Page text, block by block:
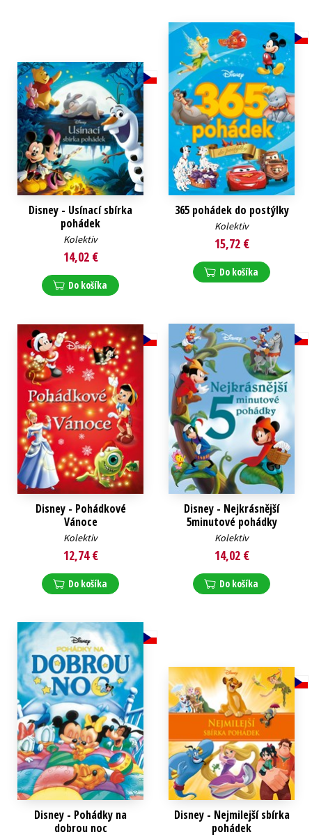
Disney - Usínací sbírka
pohádek
Kolektiv
14,02 €
Do košíka
365 pohádek do postýlky
Kolektiv
15,72 €
Do košíka
Disney - Pohádkové
Vánoce
Kolektiv
12,74 €
Do košíka
Disney - Nejkrásnější
5minutové pohádky
Kolektiv
14,02 €
Do košíka
Disney - Pohádky na
dobrou noc
Disney - Nejmilejší sbírka
pohádek